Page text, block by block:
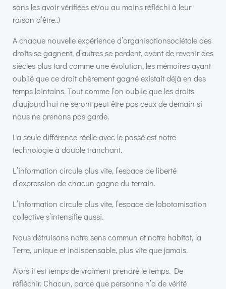
sans les avoir vérifiées et/ou au moins réfléchi à leur
raison d’être..)
A chaque nouvelle expérience d’organisationsociétale des
droits se gagnent, d’autres se perdent, avant de revenir des
siècles plus tard comme une évolution, les mémoires ayant
oublié que ce droit chèrement gagné existait déjà en des
temps lointains. Tout comme l’on oublie que les droits
d’aujourd’hui ne seront peut être pas ceux de demain si
nous ne prenons pas garde.
La seule différence réelle avec le passé est notre
technologie à double tranchant.
L’information circule plus vite, l’espace de liberté
d’expression de chacun gagne du terrain.
L’information circule plus vite, l’espace de lobotomisation
collective s’intensifie aussi.
Nous détruisons notre sens commun et notre habitat, la
Terre, unique et indispensable, plus vite que jamais.
Alors il est temps de vraiment prendre le temps. De
réfléchir. Chacun, parce que personne n’a de vérité